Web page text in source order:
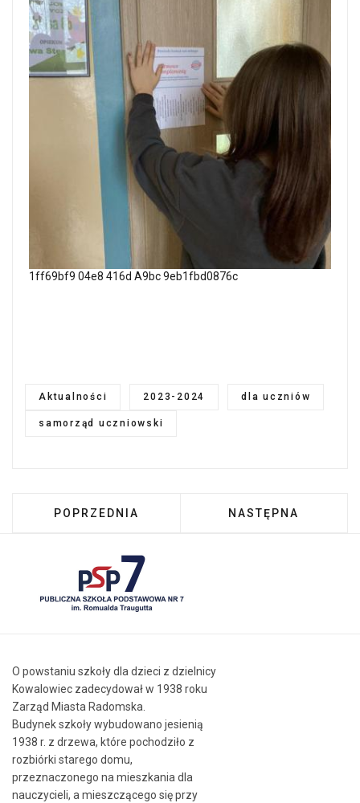
1ff69bf9 04e8 416d A9bc 9eb1fbd0876c
Aktualności 2023-2024 dla uczniów
samorząd uczniowski
POPRZEDNIA STRONA: DZIEŃ PLUSZOWEGO
POPRZEDNIA NASTĘPNA
NASTĘPNA
O powstaniu szkoły dla dzieci z dzielnicy
Kowalowiec zadecydował w 1938 roku
Zarząd Miasta Radomska.
Budynek szkoły wybudowano jesienią
1938 r. z drzewa, które pochodziło z
rozbiórki starego domu,
przeznaczonego na mieszkania dla
nauczycieli, a mieszczącego się przy